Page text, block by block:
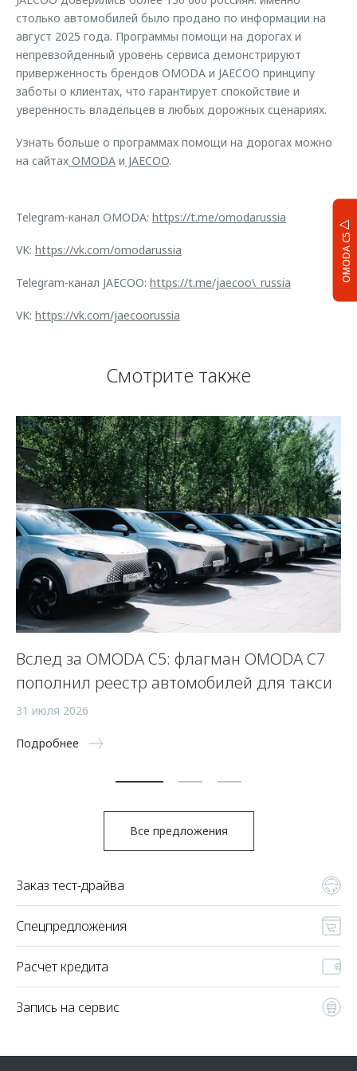
OMODA C5
столько автомобилей было продано по информации на
август 2025 года. Программы помощи на дорогах и
непревзойденный уровень сервиса демонстрируют
приверженность брендов OMODA и JAECOO принципу
заботы о клиентах, что гарантирует спокойствие и
уверенность владельцев в любых дорожных сценариях.
Узнать больше о программах помощи на дорогах можно
на сайтах OMODA и JAECOO.
Telegram-канал OMODA: https://t.me/omodarussia
VK: https://vk.com/omodarussia
Telegram-канал JAECOO: https://t.me/jaecoo\_russia
VK: https://vk.com/jaecoorussia
Смотрите также
Вслед за OMODA C5: флагман OMODA C7
пополнил реестр автомобилей для такси
31 июля 2026
Подробнее
Все предложения
Заказ тест-драйва
Спецпредложения
Расчет кредита
Запись на сервис